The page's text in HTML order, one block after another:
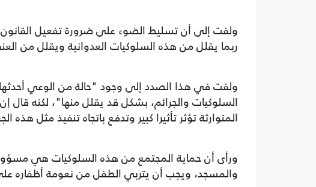
ولفت إلى أن تسليط الضوء على ضرورة تفعيل
ربما يقلل من هذه السلوكيات العدوانية ويقلل من
ولفت في هذا الصدد إلى وجود "حالة من الوعي أحدثها
السلوكيات والجرائم، بشكل قد يقلل منها"، لكنه قال إن
المتوارثة تؤثر تأثيرا كبير وتدفع باتجاه تنفيذ مثل هذه
ورأى أن حماية المجتمع من هذه السلوكيات هي
والمسجد، ويجب أن يتربي الطفل من نعومة أظفاره